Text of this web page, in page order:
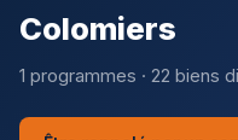
Colomiers
1 programmes · 22 biens